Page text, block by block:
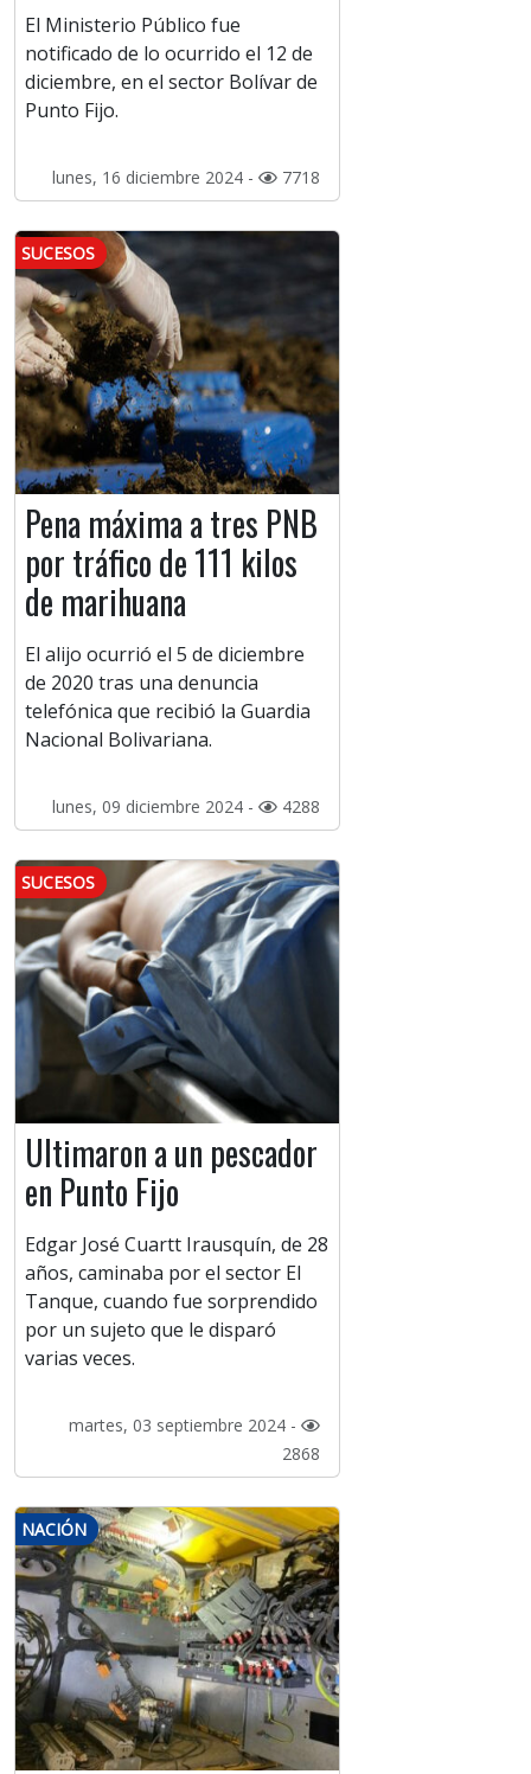
El Ministerio Público fue
notificado de lo ocurrido el 12 de
diciembre, en el sector Bolívar de
Punto Fijo.
lunes, 16 diciembre 2024 - 7718
SUCESOS
Pena máxima a tres PNB
por tráfico de 111 kilos
de marihuana
El alijo ocurrió el 5 de diciembre
de 2020 tras una denuncia
telefónica que recibió la Guardia
Nacional Bolivariana.
lunes, 09 diciembre 2024 - 4288
SUCESOS
Ultimaron a un pescador
en Punto Fijo
Edgar José Cuartt Irausquín, de 28
años, caminaba por el sector El
Tanque, cuando fue sorprendido
por un sujeto que le disparó
varias veces.
martes, 03 septiembre 2024 -
2868
NACIÓN